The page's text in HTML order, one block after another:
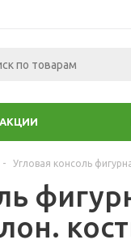
АКЦИИ
- Угловая консоль